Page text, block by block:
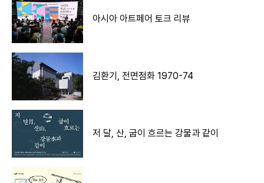
아시아 아트페어 토크 리뷰
김환기, 전면점화 1970-74
저 달, 산, 굽이 흐르는 강물과 같이